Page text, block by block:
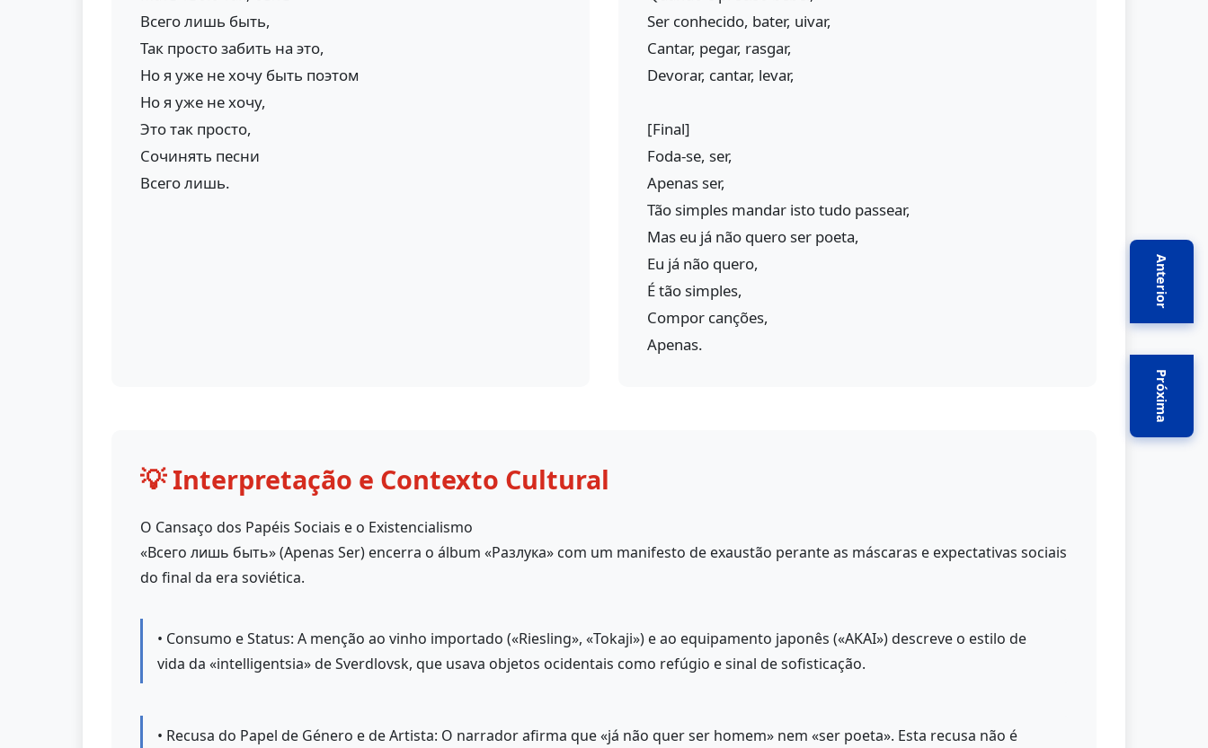
Anterior
Próxima
Всего лишь быть,
Так просто забить на это,
Но я уже не хочу быть поэтом
Но я уже не хочу,
Это так просто,
Сочинять песни
Всего лишь.
Ser conhecido, bater, uivar,
Cantar, pegar, rasgar,
Devorar, cantar, levar,
[Final]
Foda-se, ser,
Apenas ser,
Tão simples mandar isto tudo passear,
Mas eu já não quero ser poeta,
Eu já não quero,
É tão simples,
Compor canções,
Apenas.
💡 Interpretação e Contexto Cultural
O Cansaço dos Papéis Sociais e o Existencialismo
«Всего лишь быть» (Apenas Ser) encerra o álbum «Разлука» com um manifesto de exaustão perante as máscaras e expectativas sociais
do final da era soviética.
• Consumo e Status: A menção ao vinho importado («Riesling», «Tokaji») e ao equipamento japonês («AKAI») descreve o estilo de
vida da «intelligentsia» de Sverdlovsk, que usava objetos ocidentais como refúgio e sinal de sofisticação.
• Recusa do Papel de Género e de Artista: O narrador afirma que «já não quer ser homem» nem «ser poeta». Esta recusa não é